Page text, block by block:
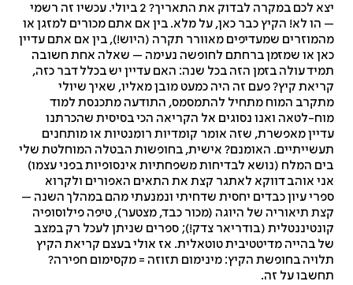
יצא לכם במקרה לבדוק את התאריך? 2 ביולי. עכשיו זה רשמי
– הו לא! הקיץ כבר כאן, על מלא. בין אם אתם מכורים למזגן או
מהמוזרים שמעדיפים מאוורר תקרה (היוש!), בין אם אתם עדיין
כאן או שמזמן ברחתם לחופשה נעימה – שאלה אחת חשובה
תמיד עולה בזמן הזה בכל שנה: האם עדיין יש בכלל דבר כזה,
קריאת קיץ? פעם זה היה כמעט מובן מאליו, שאיך שיולי
מתקרב המוח מתחיל להתמסמס, התודעה מתכנסת למוד
מוח-לטאה ואנו נסוגים אל הקריאה הכי בסיסית שהכרתנו
עדיין מאפשרת, שזה אומר קומדיות רומנטיות או מותחנים
תעשייתיים. האומנם? אישית, בחופשות הבטלה המוחלטת שלי
בים המלח (נושא לבדיחות משפחתיות אינסופיות בפני עצמו)
אני אוהב דווקא לאתגר קצת את התאים האפורים ולקרוא
ספרי עיון כבדים יחסית שדחיתי ונמנעתי מהם במהלך השנה –
קצת תיאוריה של היוגה (מכור כבד, מצטער), טיפה פילוסופיה
קונטיננטלית (בודריאר צדק!); ספרים שניתן לעכל רק במצב
של בהייה מדיטטיבית טוטאלית. אז אולי בעצם קריאת הקיץ
תלויה בחופשת הקיץ: מינימום תזוזה = מקסימום חפירה?
תחשבו על זה.